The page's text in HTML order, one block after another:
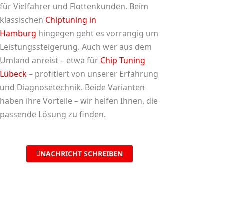
für Vielfahrer und Flottenkunden. Beim
klassischen Chiptuning in
Hamburg hingegen geht es vorrangig um
Leistungssteigerung. Auch wer aus dem
Umland anreist – etwa für Chip Tuning
Lübeck– profitiert von unserer Erfahrung
und Diagnosetechnik. Beide Varianten
haben ihre Vorteile – wir helfen Ihnen, die
passende Lösung zu finden.
NACHRICHT SCHREIBEN